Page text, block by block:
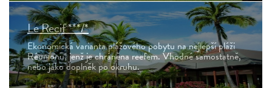
Le Recif ***/*
Ekonomická varianta plážového pobytu na nejlepší pláži
Réunionu, jenž je chráněna reefem. Vhodné samostatně,
nebo jako doplněk po okruhu.